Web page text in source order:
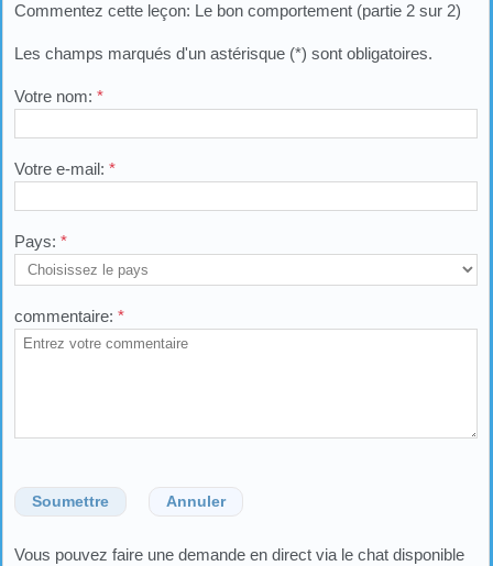
Commentez cette leçon: Le bon comportement (partie 2 sur 2)
Les champs marqués d'un astérisque (*) sont obligatoires.
Votre nom: *
Votre e-mail: *
Pays: *
commentaire: *
Soumettre Annuler
Vous pouvez faire une demande en direct via le chat disponible